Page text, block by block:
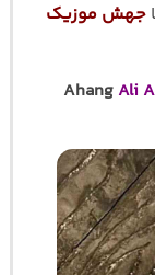
جهش موزیک
Ahang Ali